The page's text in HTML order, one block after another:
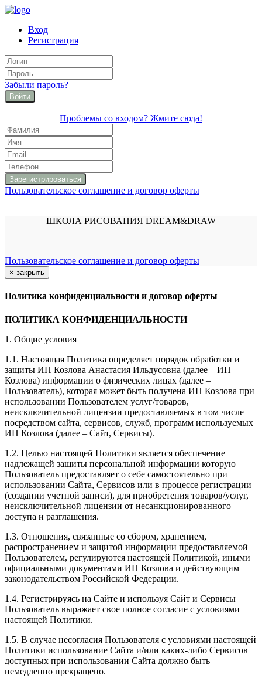
Вход
Регистрация
Забыли пароль?
Войти
Проблемы со входом? Жмите сюда!
Пользовательское соглашение и договор оферты
ШКОЛА РИСОВАНИЯ DREAM&DRAW
Пользовательское соглашение и договор оферты
× закрыть
Политика конфиденциальности и договор оферты
ПОЛИТИКА КОНФИДЕНЦИАЛЬНОСТИ
1. Общие условия
1.1. Настоящая Политика определяет порядок обработки и
защиты ИП Козлова Анастасия Ильдусовна (далее – ИП
Козлова) информации о физических лицах (далее –
Пользователь), которая может быть получена ИП Козлова при
использовании Пользователем услуг/товаров,
неисключительной лицензии предоставляемых в том числе
посредством сайта, сервисов, служб, программ используемых
ИП Козлова (далее – Сайт, Сервисы).
1.2. Целью настоящей Политики является обеспечение
надлежащей защиты персональной информации которую
Пользователь предоставляет о себе самостоятельно при
использовании Сайта, Сервисов или в процессе регистрации
(создании учетной записи), для приобретения товаров/услуг,
неисключительной лицензии от несанкционированного
доступа и разглашения.
1.3. Отношения, связанные со сбором, хранением,
распространением и защитой информации предоставляемой
Пользователем, регулируются настоящей Политикой, иными
официальными документами ИП Козловa и действующим
законодательством Российской Федерации.
1.4. Регистрируясь на Сайте и используя Сайт и Сервисы
Пользователь выражает свое полное согласие с условиями
настоящей Политики.
1.5. В случае несогласия Пользователя с условиями настоящей
Политики использование Сайта и/или каких-либо Сервисов
доступных при использовании Сайта должно быть
немедленно прекращено.